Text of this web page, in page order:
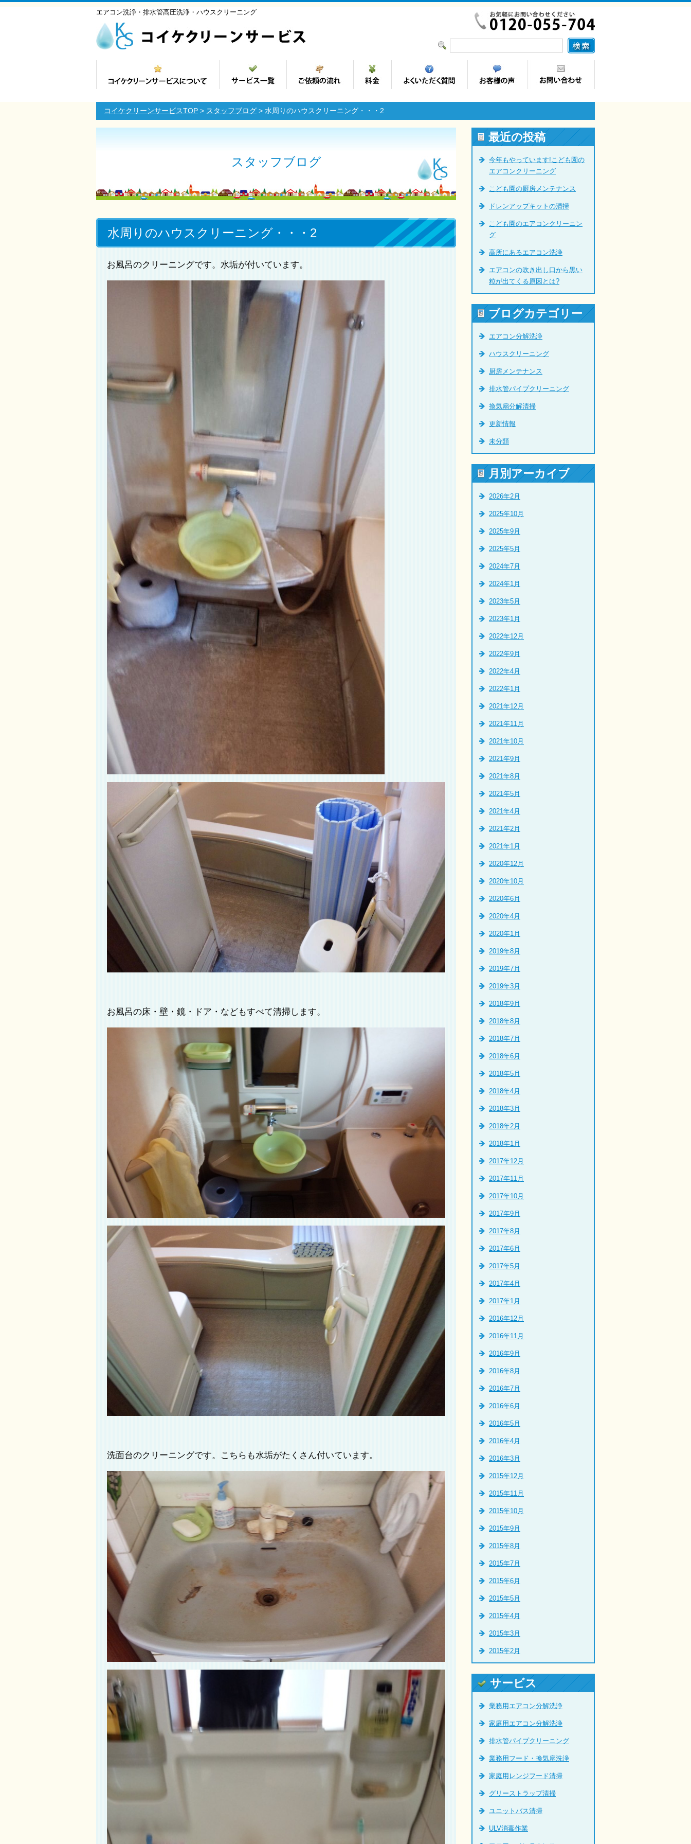
エアコン洗浄・排水管高圧洗浄・ハウスクリーニング
コイケクリーンサービスTOP > スタッフブログ > 水周りのハウスクリーニング・・・2
スタッフブログ
水周りのハウスクリーニング・・・2
お風呂のクリーニングです。水垢が付いています。
お風呂の床・壁・鏡・ドア・などもすべて清掃します。
洗面台のクリーニングです。こちらも水垢がたくさん付いています。
最近の投稿
今年もやっています!こども園の
エアコンクリーニング
こども園の厨房メンテナンス
ドレンアップキットの清掃
こども園のエアコンクリーニン
グ
高所にあるエアコン洗浄
エアコンの吹き出し口から黒い
粒が出てくる原因とは?
ブログカテゴリー
エアコン分解洗浄
ハウスクリーニング
厨房メンテナンス
排水管パイプクリーニング
換気扇分解清掃
更新情報
未分類
月別アーカイブ
2026年2月
2025年10月
2025年9月
2025年5月
2024年7月
2024年1月
2023年5月
2023年1月
2022年12月
2022年9月
2022年4月
2022年1月
2021年12月
2021年11月
2021年10月
2021年9月
2021年8月
2021年5月
2021年4月
2021年2月
2021年1月
2020年12月
2020年10月
2020年6月
2020年4月
2020年1月
2019年8月
2019年7月
2019年3月
2018年9月
2018年8月
2018年7月
2018年6月
2018年5月
2018年4月
2018年3月
2018年2月
2018年1月
2017年12月
2017年11月
2017年10月
2017年9月
2017年8月
2017年6月
2017年5月
2017年4月
2017年1月
2016年12月
2016年11月
2016年9月
2016年8月
2016年7月
2016年6月
2016年5月
2016年4月
2016年3月
2015年12月
2015年11月
2015年10月
2015年9月
2015年8月
2015年7月
2015年6月
2015年5月
2015年4月
2015年3月
2015年2月
サービス
業務用エアコン分解洗浄
家庭用エアコン分解洗浄
排水管パイプクリーニング
業務用フード・換気扇洗浄
家庭用レンジフード清掃
グリーストラップ清掃
ユニットバス清掃
ULV消毒作業